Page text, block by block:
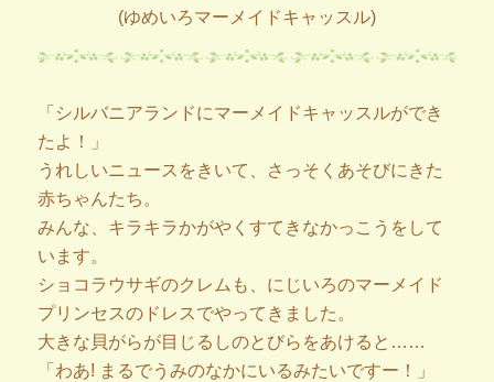
(ゆめいろマーメイドキャッスル)
「シルバニアランドにマーメイドキャッスルができ
たよ！」
うれしいニュースをきいて、さっそくあそびにきた
赤ちゃんたち。
みんな、キラキラかがやくすてきなかっこうをして
います。
ショコラウサギのクレムも、にじいろのマーメイド
プリンセスのドレスでやってきました。
大きな貝がらが目じるしのとびらをあけると……
「わあ! まるでうみのなかにいるみたいですー！」